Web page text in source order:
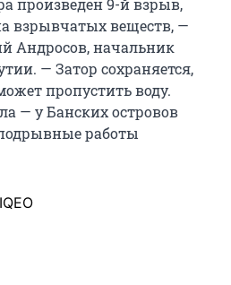
произведен 9-й взрыв,
взрывчатых веществ, —
Андросов, начальник
— Затор сохраняется,
пропустить воду.
— у Банских островов
работы